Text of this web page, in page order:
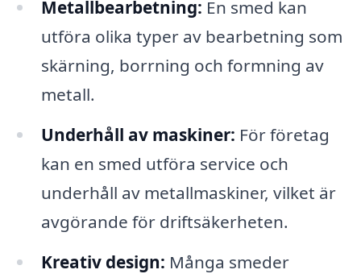
Metallbearbetning: En smed kan
utföra olika typer av bearbetning som
skärning, borrning och formning av
metall.
Underhåll av maskiner: För företag
kan en smed utföra service och
underhåll av metallmaskiner, vilket är
avgörande för driftsäkerheten.
Kreativ design: Många smeder